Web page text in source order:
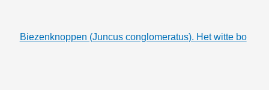
Biezenknoppen (Juncus conglomeratus). Het witte bo